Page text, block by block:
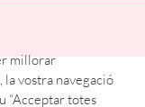
millorar
vostra navegació
“Acceptar totes